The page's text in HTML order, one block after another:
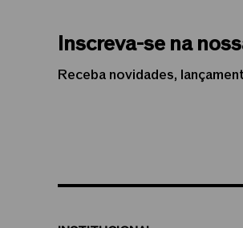
Inscreva-se na
Receba novidades,